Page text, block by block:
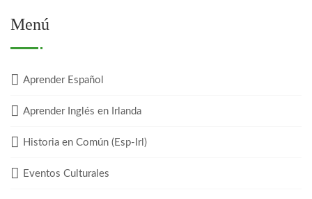
Menú
Aprender Español
Aprender Inglés en Irlanda
Historia en Común (Esp-Irl)
Eventos Culturales